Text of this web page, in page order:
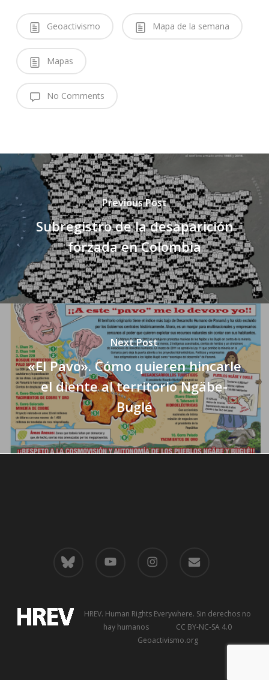
Geoactivismo Mapa de la semana
Mapas
No Comments
Previous Post
Subregistro de la desaparición
forzada en Colombia
Next Post
«El Pavo». Cómo quieren hincarle
el diente al territorio Ngäbe-
Buglé
HREV. Human Rights Everywhere. Sin derechos no
hay humanos CC BY-NC-SA 4.0
Geoactivismo.org